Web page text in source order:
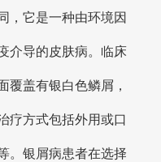
，它是一种由环境因
介导的皮肤病。临床
覆盖有银白色鳞屑，
疗方式包括外用或口
。银屑病患者在选择